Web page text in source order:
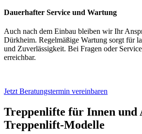
Dauerhafter Service und Wartung
Auch nach dem Einbau bleiben wir Ihr
Dürkheim. Regelmäßige Wartung sorgt für
und Zuverlässigkeit. Bei Fragen oder
erreichbar.
Jetzt Beratungstermin vereinbaren
Treppenlifte für Innen und
Treppenlift-Modelle